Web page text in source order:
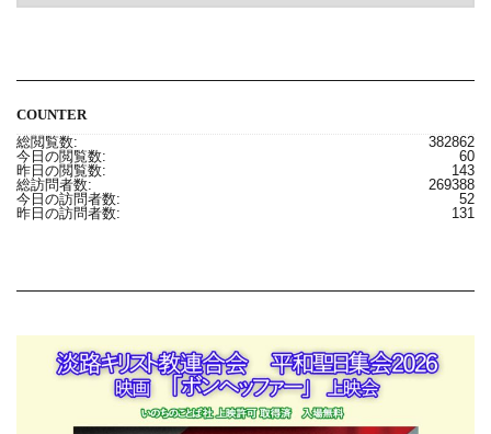
COUNTER
382862
総閲覧数:
60
今日の閲覧数:
143
昨日の閲覧数:
269388
総訪問者数:
52
今日の訪問者数:
131
昨日の訪問者数: